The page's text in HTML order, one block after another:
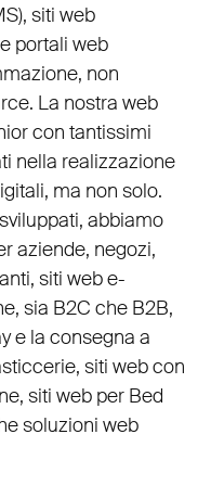
), siti web
portali web
non
La nostra web
con tantissimi
nella realizzazione
ma non solo.
abbiamo
aziende, negozi,
, siti web e-
sia B2C che B2B,
e la consegna a
, siti web con
, siti web per Bed
soluzioni web